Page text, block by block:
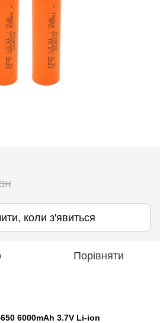
коли з'явиться
Порівняти
6000mAh 3.7V Li-ion